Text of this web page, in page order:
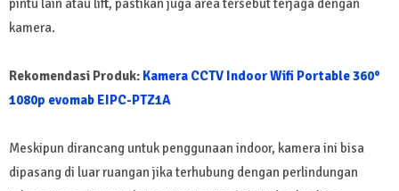
pintu lain atau lift, pastikan juga area tersebut terjaga dengan
kamera.
Rekomendasi Produk: Kamera CCTV Indoor Wifi Portable 360°
1080p evomab EIPC-PTZ1A
Meskipun dirancang untuk penggunaan indoor, kamera ini bisa
dipasang di luar ruangan jika terhubung dengan perlindungan